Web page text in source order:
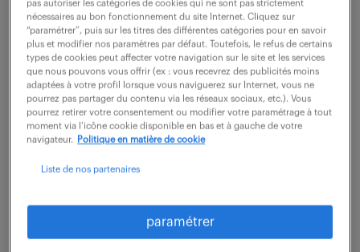
Gestionnaire d'assurances protection juridique
(F/H) pour vous ?
Notre client recherche un professionnel pour
assurer la gestion et l'administration des dossiers
d'assurance de protection juridique au sein de son
établissement.
- Analyser et traiter les demandes juridiques des
- Assurer la communication téléphonique pour
pas autoriser les catégories de cookies qui ne sont pas strictement
nécessaires au bon fonctionnement du site Internet. Cliquez sur
“paramétrer”, puis sur les titres des différentes catégories pour en savoir
plus et modifier nos paramètres par défaut. Toutefois, le refus de certains
types de cookies peut affecter votre navigation sur le site et les services
que nous pouvons vous offrir (ex : vous recevrez des publicités moins
adaptées à votre profil lorsque vous naviguerez sur Internet, vous ne
pourrez pas partager du contenu via les réseaux sociaux, etc.). Vous
pourrez retirer votre consentement ou modifier votre paramétrage à tout
moment via l’icône cookie disponible en bas et à gauche de votre
navigateur.
Politique en matière de cookie
Liste de nos partenaires
paramétrer